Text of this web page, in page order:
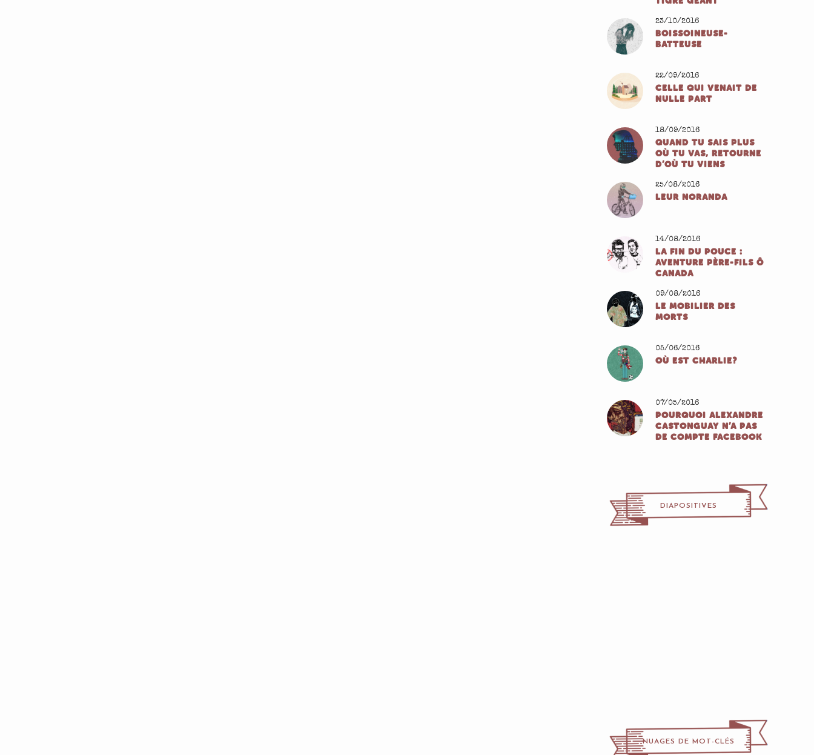
23/10/2016
BOISSOINEUSE-
BATTEUSE
22/09/2016
CELLE QUI VENAIT DE
NULLE PART
18/09/2016
QUAND TU SAIS PLUS
OÙ TU VAS, RETOURNE
D’OÙ TU VIENS
25/08/2016
LEUR NORANDA
14/08/2016
LA FIN DU POUCE :
AVENTURE PÈRE-FILS Ô
CANADA
09/08/2016
LE MOBILIER DES
MORTS
05/06/2016
OÙ EST CHARLIE?
07/05/2016
POURQUOI ALEXANDRE
CASTONGUAY N’A PAS
DE COMPTE FACEBOOK
DIAPOSITIVES
NUAGES DE MOT-CLÉS